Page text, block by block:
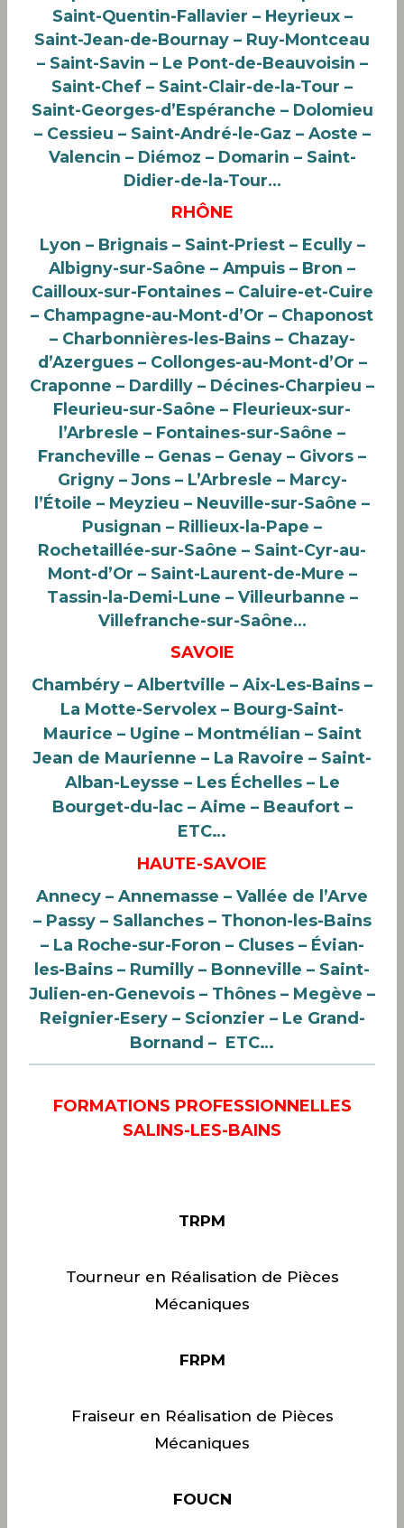
Saint-Quentin-Fallavier – Heyrieux –
Saint-Jean-de-Bournay – Ruy-Montceau
– Saint-Savin – Le Pont-de-Beauvoisin –
Saint-Chef – Saint-Clair-de-la-Tour –
Saint-Georges-d’Espéranche – Dolomieu
– Cessieu – Saint-André-le-Gaz – Aoste –
Valencin – Diémoz – Domarin – Saint-
Didier-de-la-Tour…
RHÔNE
Lyon – Brignais – Saint-Priest – Ecully –
Albigny-sur-Saône – Ampuis – Bron –
Cailloux-sur-Fontaines – Caluire-et-Cuire
– Champagne-au-Mont-d’Or – Chaponost
– Charbonnières-les-Bains – Chazay-
d’Azergues – Collonges-au-Mont-d’Or –
Craponne – Dardilly – Décines-Charpieu –
Fleurieu-sur-Saône – Fleurieux-sur-
l’Arbresle – Fontaines-sur-Saône –
Francheville – Genas – Genay – Givors –
Grigny – Jons – L’Arbresle – Marcy-
l’Étoile – Meyzieu – Neuville-sur-Saône –
Pusignan – Rillieux-la-Pape –
Rochetaillée-sur-Saône – Saint-Cyr-au-
Mont-d’Or – Saint-Laurent-de-Mure –
Tassin-la-Demi-Lune – Villeurbanne –
Villefranche-sur-Saône…
SAVOIE
Chambéry – Albertville – Aix-Les-Bains –
La Motte-Servolex – Bourg-Saint-
Maurice – Ugine – Montmélian – Saint
Jean de Maurienne – La Ravoire – Saint-
Alban-Leysse – Les Échelles – Le
Bourget-du-lac – Aime – Beaufort–
ETC…
HAUTE-SAVOIE
Annecy – Annemasse – Vallée de l’Arve
– Passy – Sallanches – Thonon-les-Bains
– La Roche-sur-Foron – Cluses – Évian-
les-Bains – Rumilly – Bonneville – Saint-
Julien-en-Genevois – Thônes – Megève –
Reignier-Esery – Scionzier – Le Grand-
Bornand – ETC…
FORMATIONS PROFESSIONNELLES
SALINS-LES-BAINS
TRPM
Tourneur en Réalisation de Pièces
Mécaniques
FRPM
Fraiseur en Réalisation de Pièces
Mécaniques
FOUCN